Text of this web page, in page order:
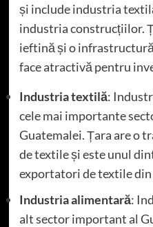
și include industria
industria construcțiilor.
ieftină și o infrastructură
face atractivă pentru
Industria textilă:
cele mai importante
Guatemalei. Țara are o
de textile și este unul
exportatori de textile din
Industria alimentară:
alt sector important al